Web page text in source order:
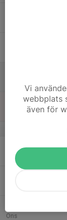
Mån
Ons
Vi
webbplats
även för